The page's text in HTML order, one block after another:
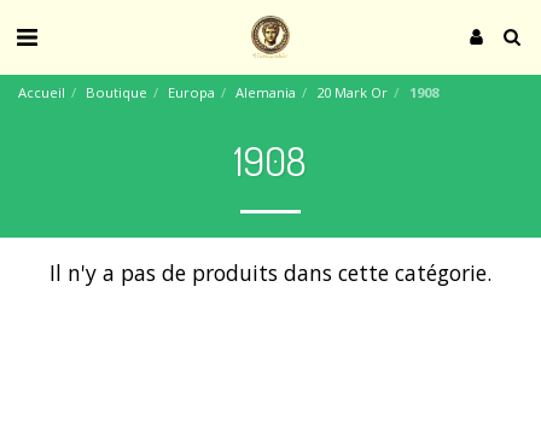
Accueil Boutique Europa Alemania 20 Mark Or 1908
1908
Il n'y a pas de produits dans cette catégorie.